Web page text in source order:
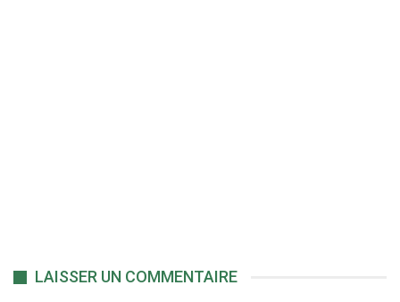
LAISSER UN COMMENTAIRE